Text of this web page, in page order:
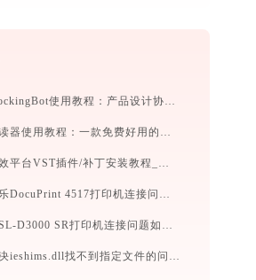
墨刀MockingBot使用教程：产品设计协作平台从入门到精通
稻壳阅读器使用教程：一款免费好用的全格式电子书与文档阅读神器
疯歌音效平台VST插件/补丁安装教程_如何加载插件效果包
富士施乐DocuPrint 4517打印机连接问题怎么解决？-金山毒霸
爱普生SL-D3000 SR打印机连接问题如何解决？-金山毒霸
如何解决ieshims.dll找不到指定文件的问题